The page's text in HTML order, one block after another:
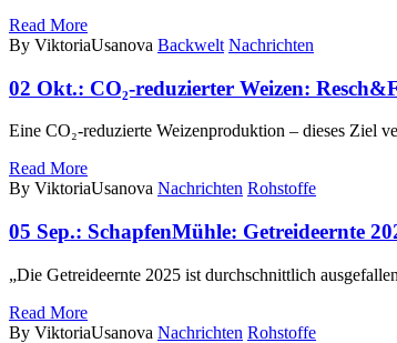
Read More
By ViktoriaUsanova Backwelt Nachrichten
02 Okt.: CO₂-reduzierter Weizen:
Eine CO₂-reduzierte Weizenproduktion – dieses Ziel
Read More
By ViktoriaUsanova Nachrichten Rohstoffe
05 Sep.: SchapfenMühle: Getreideernte
„Die Getreideernte 2025 ist durchschnittlich
Read More
By ViktoriaUsanova Nachrichten Rohstoffe